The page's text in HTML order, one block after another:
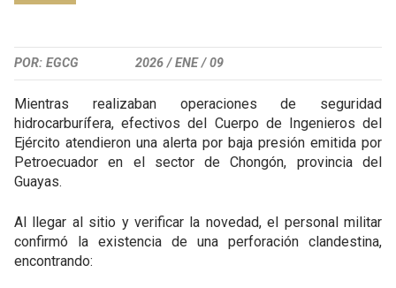
POR: EGCG 2026 / ENE / 09
Mientras realizaban operaciones de seguridad
hidrocarburífera, efectivos del Cuerpo de Ingenieros del
Ejército atendieron una alerta por baja presión emitida por
Petroecuador en el sector de Chongón, provincia del
Guayas.
Al llegar al sitio y verificar la novedad, el personal militar
confirmó la existencia de una perforación clandestina,
encontrando: